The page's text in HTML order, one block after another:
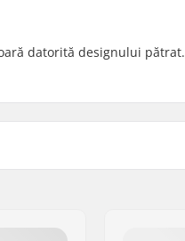
datorită designului pătrat.